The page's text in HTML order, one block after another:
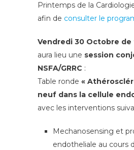
Printemps de la
afin de consulter le
Vendredi 30 Octobre de
aura lieu une session
NSFA/GRRC :
Table ronde «
neuf dans la cellule
avec les interventions
Mechanosensing et
endotheliale au cours